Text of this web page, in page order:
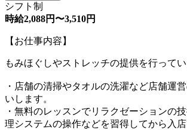
シフト制
時給2,088円〜3,510円
【お仕事内容】
もみほぐしやストレッチの提供を行ってい
・店舗の清掃やタオルの洗濯など店舗運
いします。
・無料のレッスンでリラクゼーションの
理システムの操作などを習得してから入